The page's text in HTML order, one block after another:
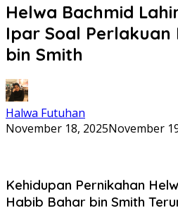
Helwa Bachmid
Ipar Soal Perlakuan
bin Smith
Halwa Futuhan
November 18, 2025November
Kehidupan Pernikahan
Habib Bahar bin Smith